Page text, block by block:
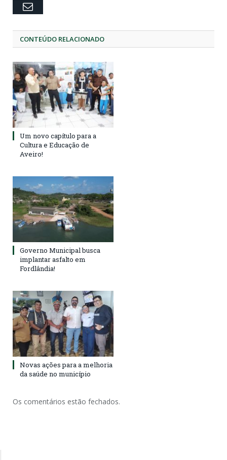
Email
CONTEÚDO RELACIONADO
Um novo capítulo para a
Cultura e Educação de
Aveiro!
Governo Municipal busca
implantar asfalto em
Fordlândia!
Novas ações para a melhoria
da saúde no município
Os comentários estão fechados.